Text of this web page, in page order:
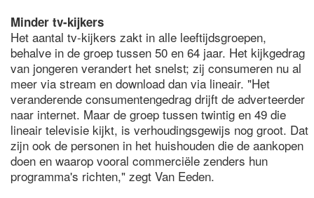
Minder tv-kijkers
Het aantal tv-kijkers zakt in alle leeftijdsgroepen,
behalve in de groep tussen 50 en 64 jaar. Het kijkgedrag
van jongeren verandert het snelst; zij consumeren nu al
meer via stream en download dan via lineair. "Het
veranderende consumentengedrag drijft de adverteerder
naar internet. Maar de groep tussen twintig en 49 die
lineair televisie kijkt, is verhoudingsgewijs nog groot. Dat
zijn ook de personen in het huishouden die de aankopen
doen en waarop vooral commerciële zenders hun
programma's richten," zegt Van Eeden.